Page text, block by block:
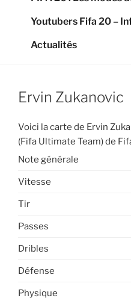
Youtubers Fifa 20 –
Actualités
Ervin Zukanovic
Voici la carte de Ervin
(Fifa Ultimate Team) de
Note générale
Vitesse
Tir
Passes
Dribles
Défense
Physique